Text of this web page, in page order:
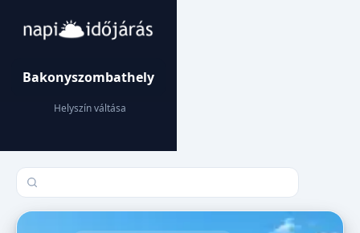
Bakonyszombathely
Helyszín váltása
Település keresése